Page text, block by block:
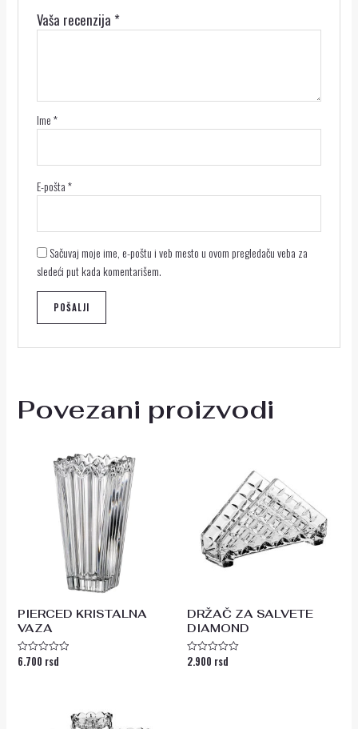
Vaša recenzija *
Ime*
E-pošta*
Sačuvaj moje ime, e-poštu i veb mesto u ovom pregledaču veba za
sledeći put kada komentarišem.
Povezani proizvodi
PIERCED KRISTALNA
VAZA
Ocenjeno
6.700 rsd
DRŽAČ ZA SALVETE
DIAMOND
Ocenjeno
2.900 rsd